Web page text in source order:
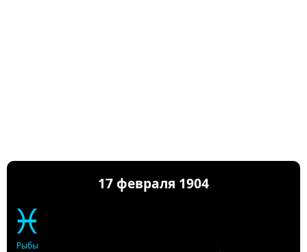
17 февраля 1904
♓
Рыбы